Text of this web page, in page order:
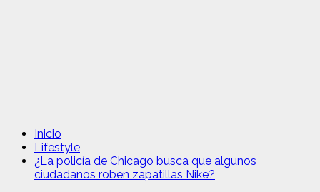
Inicio
Lifestyle
¿La policía de Chicago busca que algunos
ciudadanos roben zapatillas Nike?